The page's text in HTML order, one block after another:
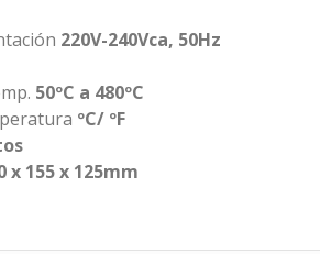
220V-240Vca, 50Hz
50ºC a 480ºC
ºC/ ºF
x 155 x 125mm